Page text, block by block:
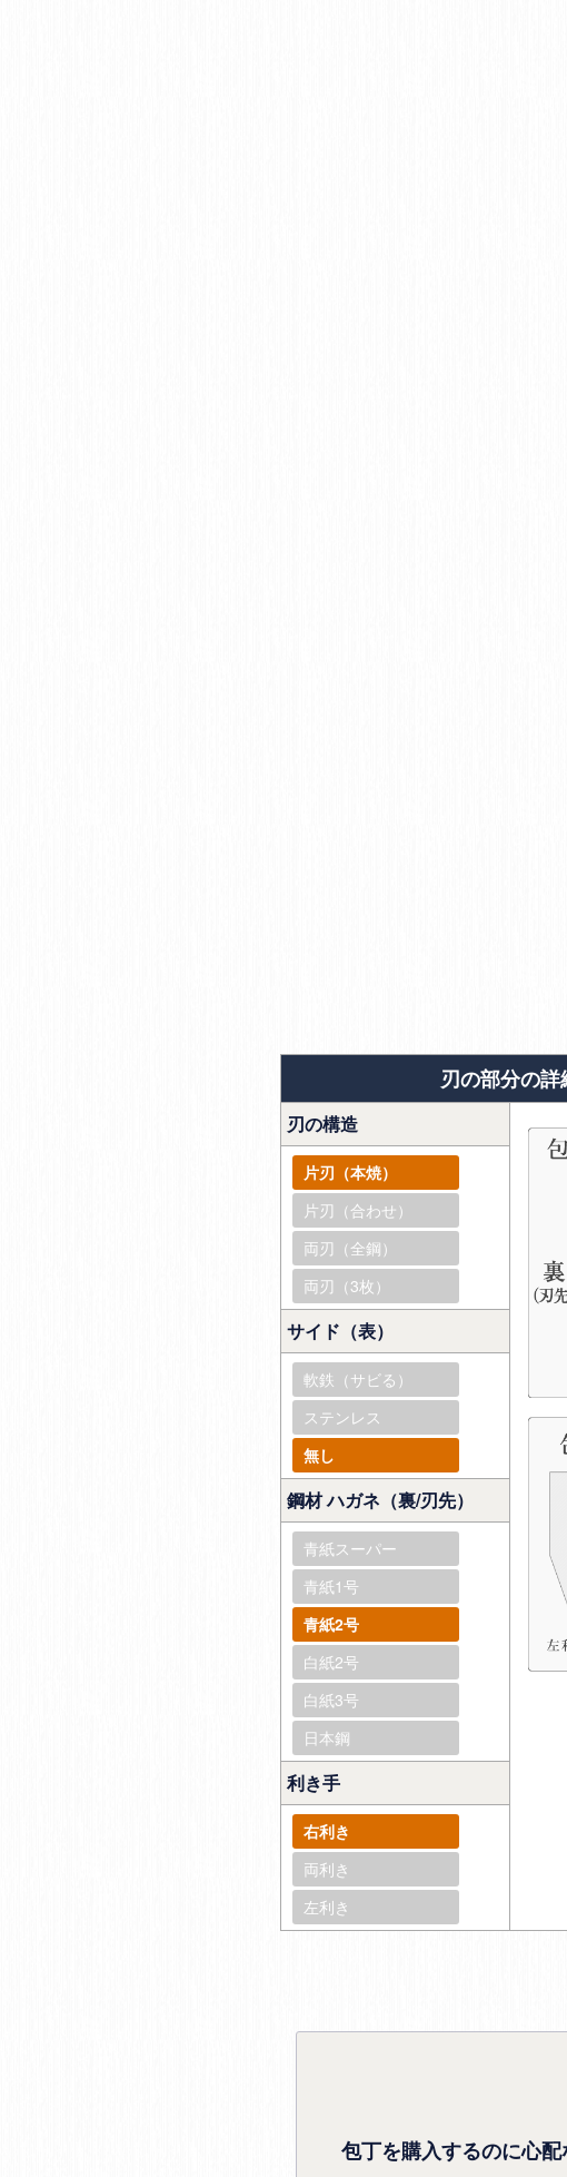
刃の部分の詳
刃の構造
片刃（本焼）
片刃（合わせ）
両刃（全鋼）
両刃（3枚）
サイド（表）
軟鉄（サビる）
ステンレス
無し
鋼材 ハガネ（裏/刃先）
青紙スーパー
青紙1号
青紙2号
白紙2号
白紙3号
日本鋼
利き手
右利き
両利き
左利き
包丁を購入するのに心